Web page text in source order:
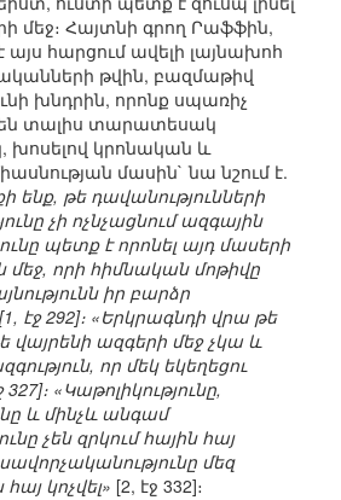
մեջ։ Հայտնի գրող Րաֆֆին,
հարցում ավելի լայնախոհ
թվին, բազմաթիվ
խնդրին, որոնք սպառիչ
տալիս տարատեսակ
խոսելով կրոնական և
մասին` նա նշում է.
ենք, թե դավանությունների
չի ոչնչացնում ազգային
պետք է որոնել այդ մասերի
մեջ, որի հիմնական մոթիվը
իր բարձր
էջ 292]։ «Երկրագնդի վրա թե
ազգերի մեջ չկա և
որ մեկ եկեղեցու
«Կաթոլիկությունը,
և մինչև անգամ
չեն զրկում հային հայ
մեզ
կոչվել» [2, էջ 332]։